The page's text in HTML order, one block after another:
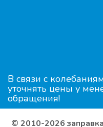
В связи с
уточнять цены у
обращения!
© 2010-2026